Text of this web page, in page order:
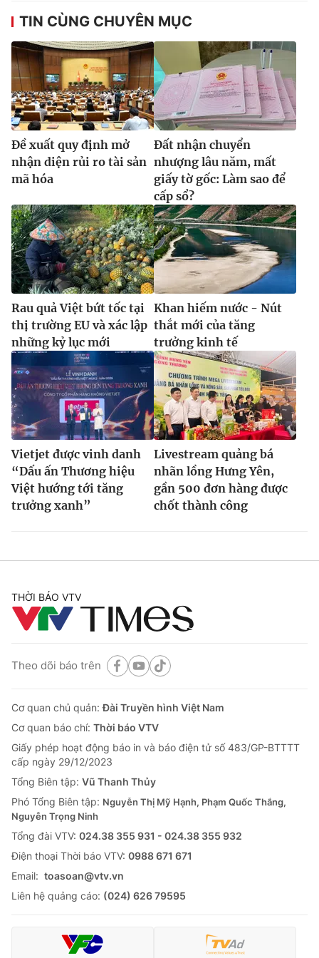
Email:toasoan@vtv.vn
Liên hệ quảng cáo:024-7300.7108
® Cấm sao chép dưới mọi hình thức nếu không có sự chấp
thuận bằng văn bản. Ghi rõ nguồn VTV.vn khi phát hành lại
thông tin từ website này.
TIN CÙNG CHUYÊN MỤC
Ðề xuất quy định mở
nhận diện rủi ro tài sản
mã hóa
Đất nhận chuyển
nhượng lâu năm, mất
giấy tờ gốc: Làm sao để
cấp sổ?
Rau quả Việt bứt tốc tại
thị trường EU và xác lập
những kỷ lục mới
Khan hiếm nước - Nút
thắt mới của tăng
trưởng kinh tế
Vietjet được vinh danh
“Dấu ấn Thương hiệu
Việt hướng tới tăng
trưởng xanh”
Livestream quảng bá
nhãn lồng Hưng Yên,
gần 500 đơn hàng được
chốt thành công
THỜI BÁO VTV
Theo dõi báo trên
Cơ quan chủ quản:Đài Truyền hình Việt Nam
Cơ quan báo chí: Thời báo VTV
Giấy phép hoạt động báo in và báo điện tử số 483/GP-BTTTT
cấp ngày 29/12/2023
Tổng Biên tập: Vũ Thanh Thủy
Phó Tổng Biên tập: Nguyễn Thị Mỹ Hạnh, Phạm Quốc Thắng,
Nguyễn Trọng Ninh
Tổng đài VTV: 024.38 355 931 - 024.38 355 932
Ðiện thoại Thời báo VTV: 0988 671 671
Email: toasoan@vtv.vn
Liên hệ quảng cáo: (024) 626 79595